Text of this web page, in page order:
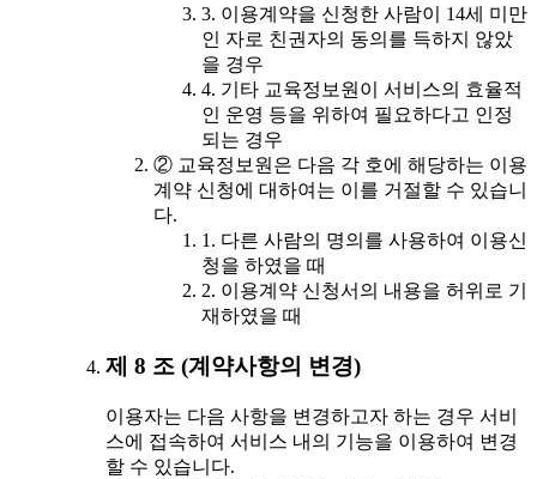
3. 이용계약을 신청한 사람이 14세 미만
인 자로 친권자의 동의를 득하지 않았
을 경우
4. 기타 교육정보원이 서비스의 효율적
인 운영 등을 위하여 필요하다고 인정
되는 경우
② 교육정보원은 다음 각 호에 해당하는 이용
계약 신청에 대하여는 이를 거절할 수 있습니
다.
1. 다른 사람의 명의를 사용하여 이용신
청을 하였을 때
2. 이용계약 신청서의 내용을 허위로 기
재하였을 때
제 8 조 (계약사항의 변경)
이용자는 다음 사항을 변경하고자 하는 경우 서비
스에 접속하여 서비스 내의 기능을 이용하여 변경
할 수 있습니다.